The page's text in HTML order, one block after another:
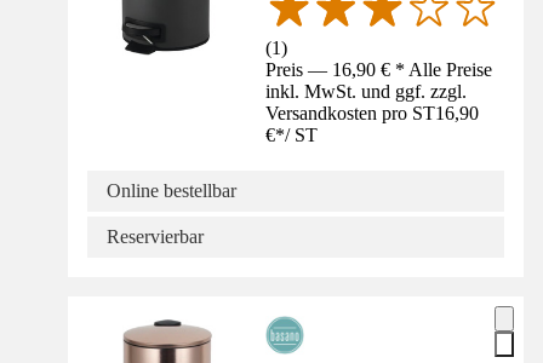
(1)
Preis — 16,90 € * Alle Preise
inkl. MwSt. und ggf. zzgl.
Versandkosten pro ST16,90
€*/ ST
Online bestellbar
Reservierbar